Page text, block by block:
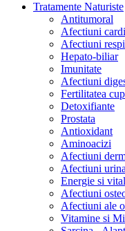
Tratamente Naturiste
Antitumoral
Afectiuni
Afectiuni
Hepato-biliar
Imunitate
Afectiuni
Fertilitatea
Detoxifiante
Prostata
Antioxidant
Aminoacizi
Afectiuni
Afectiuni
Energie si
Afectiuni
Afectiuni ale
Vitamine si